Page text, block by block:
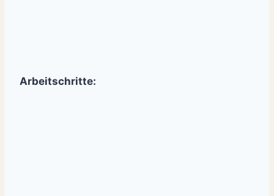
Arbeitschritte: